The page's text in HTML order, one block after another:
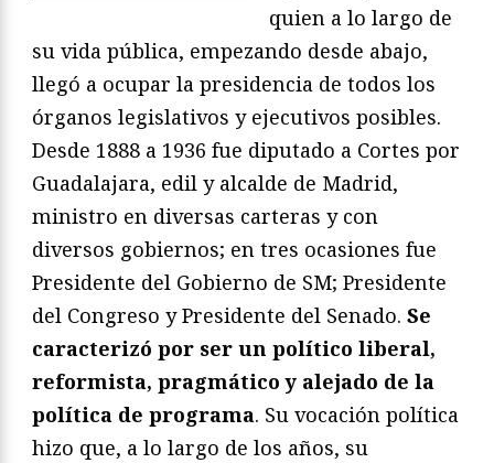
quien a lo largo de
su vida pública, empezando desde abajo,
llegó a ocupar la presidencia de todos los
órganos legislativos y ejecutivos posibles.
Desde 1888 a 1936 fue diputado a Cortes por
Guadalajara, edil y alcalde de Madrid,
ministro en diversas carteras y con
diversos gobiernos; en tres ocasiones fue
Presidente del Gobierno de SM; Presidente
del Congreso y Presidente del Senado. Se
caracterizó por ser un político liberal,
reformista, pragmático y alejado de la
política de programa. Su vocación política
hizo que, a lo largo de los años, su